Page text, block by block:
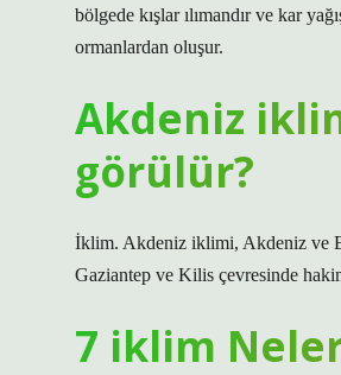
bölgede kışlar ılımandır ve kar
ormanlardan oluşur.
Akdeniz
görülür?
İklim. Akdeniz iklimi, Akdeniz ve
Gaziantep ve Kilis çevresinde
7 iklim